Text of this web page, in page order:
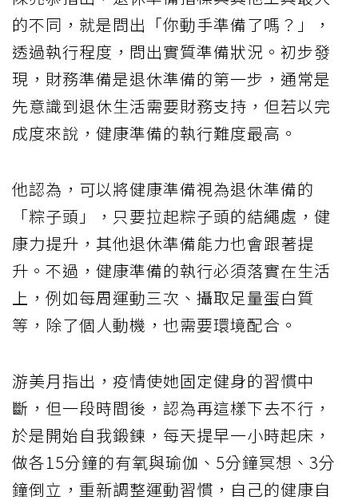
的不同，就是問出「你動手準備了嗎？」，
透過執行程度，問出實質準備狀況。初步發
現，財務準備是退休準備的第一步，通常是
先意識到退休生活需要財務支持，但若以完
成度來說，健康準備的執行難度最高。
他認為，可以將健康準備視為退休準備的
「粽子頭」，只要拉起粽子頭的結繩處，健
康力提升，其他退休準備能力也會跟著提
升。不過，健康準備的執行必須落實在生活
上，例如每周運動三次、攝取足量蛋白質
等，除了個人動機，也需要環境配合。
游美月指出，疫情使她固定健身的習慣中
斷，但一段時間後，認為再這樣下去不行，
於是開始自我鍛鍊，每天提早一小時起床，
做各15分鐘的有氧與瑜伽、5分鐘冥想、3分
鐘倒立，重新調整運動習慣，自己的健康自